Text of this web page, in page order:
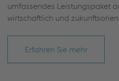
umfassendes Leistungspaket
wirtschaftlich und
Erfahren Sie mehr